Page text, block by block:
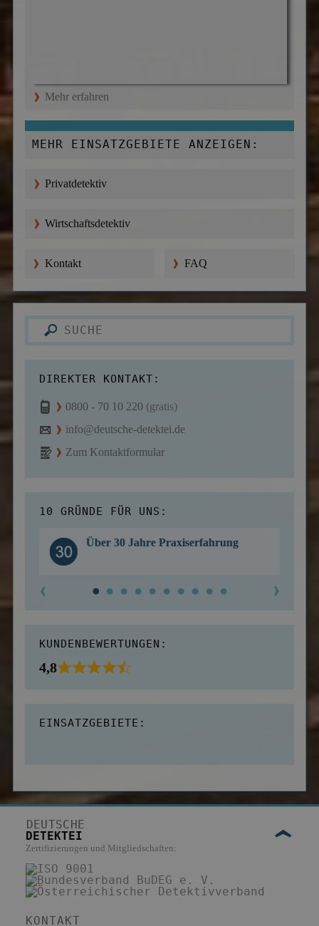
Mehr erfahren
MEHR EINSATZGEBIETE ANZEIGEN:
Privatdetektiv
Wirtschaftsdetektiv
Kontakt FAQ
DIREKTER KONTAKT:
0800 - 70 10 220 (gratis)
info@deutsche-detektei.de
Zum Kontaktformular
10 GRÜNDE FÜR UNS:
Über 30 Jahre Praxiserfahrung
KUNDENBEWERTUNGEN:
4,8
EINSATZGEBIETE:
DEUTSCHE
DETEKTEI
Zertifizierungen und Mitgliedschaften:
KONTAKT